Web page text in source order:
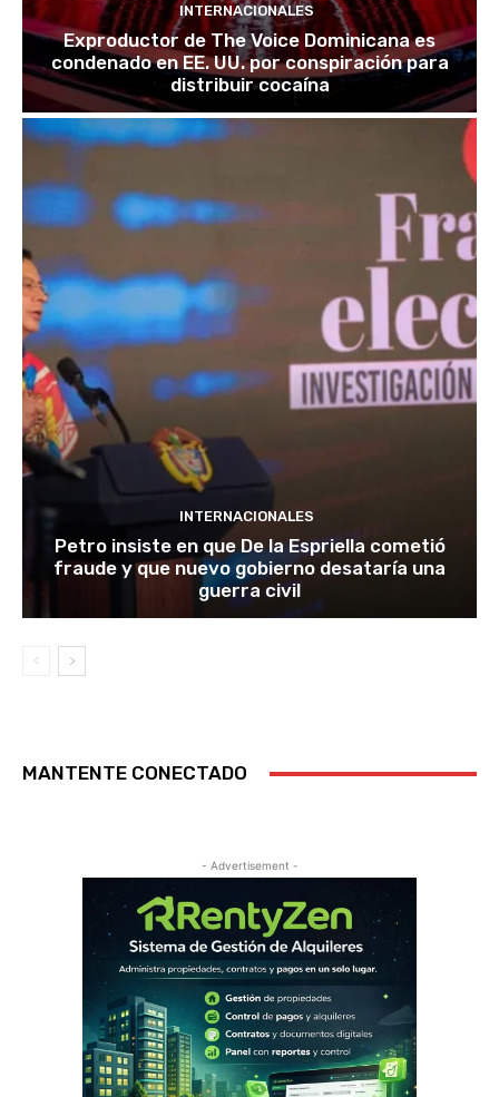
INTERNACIONALES
Exproductor de The Voice Dominicana es
condenado en EE. UU. por conspiración para
distribuir cocaína
INTERNACIONALES
Petro insiste en que De la Espriella cometió
fraude y que nuevo gobierno desataría una
guerra civil
MANTENTE CONECTADO
- Advertisement -